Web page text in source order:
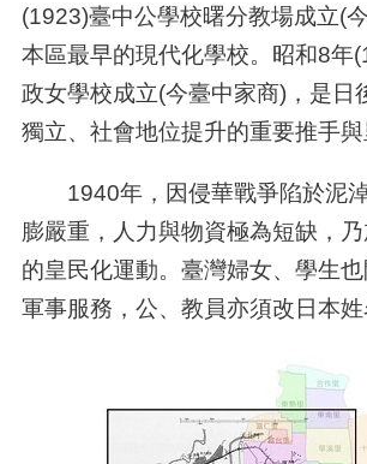
(1923)臺中公學校曙分教場成立(
本區最早的現代化學校。昭和8年
政女學校成立(今臺中家商) ，是
獨立、社會地位提升的重要推手與
1940年，因侵華戰爭陷於泥
膨嚴重，人力與物資極為短缺，
的皇民化運動。臺灣婦女、學生
軍事服務，公、教員亦須改日本姓